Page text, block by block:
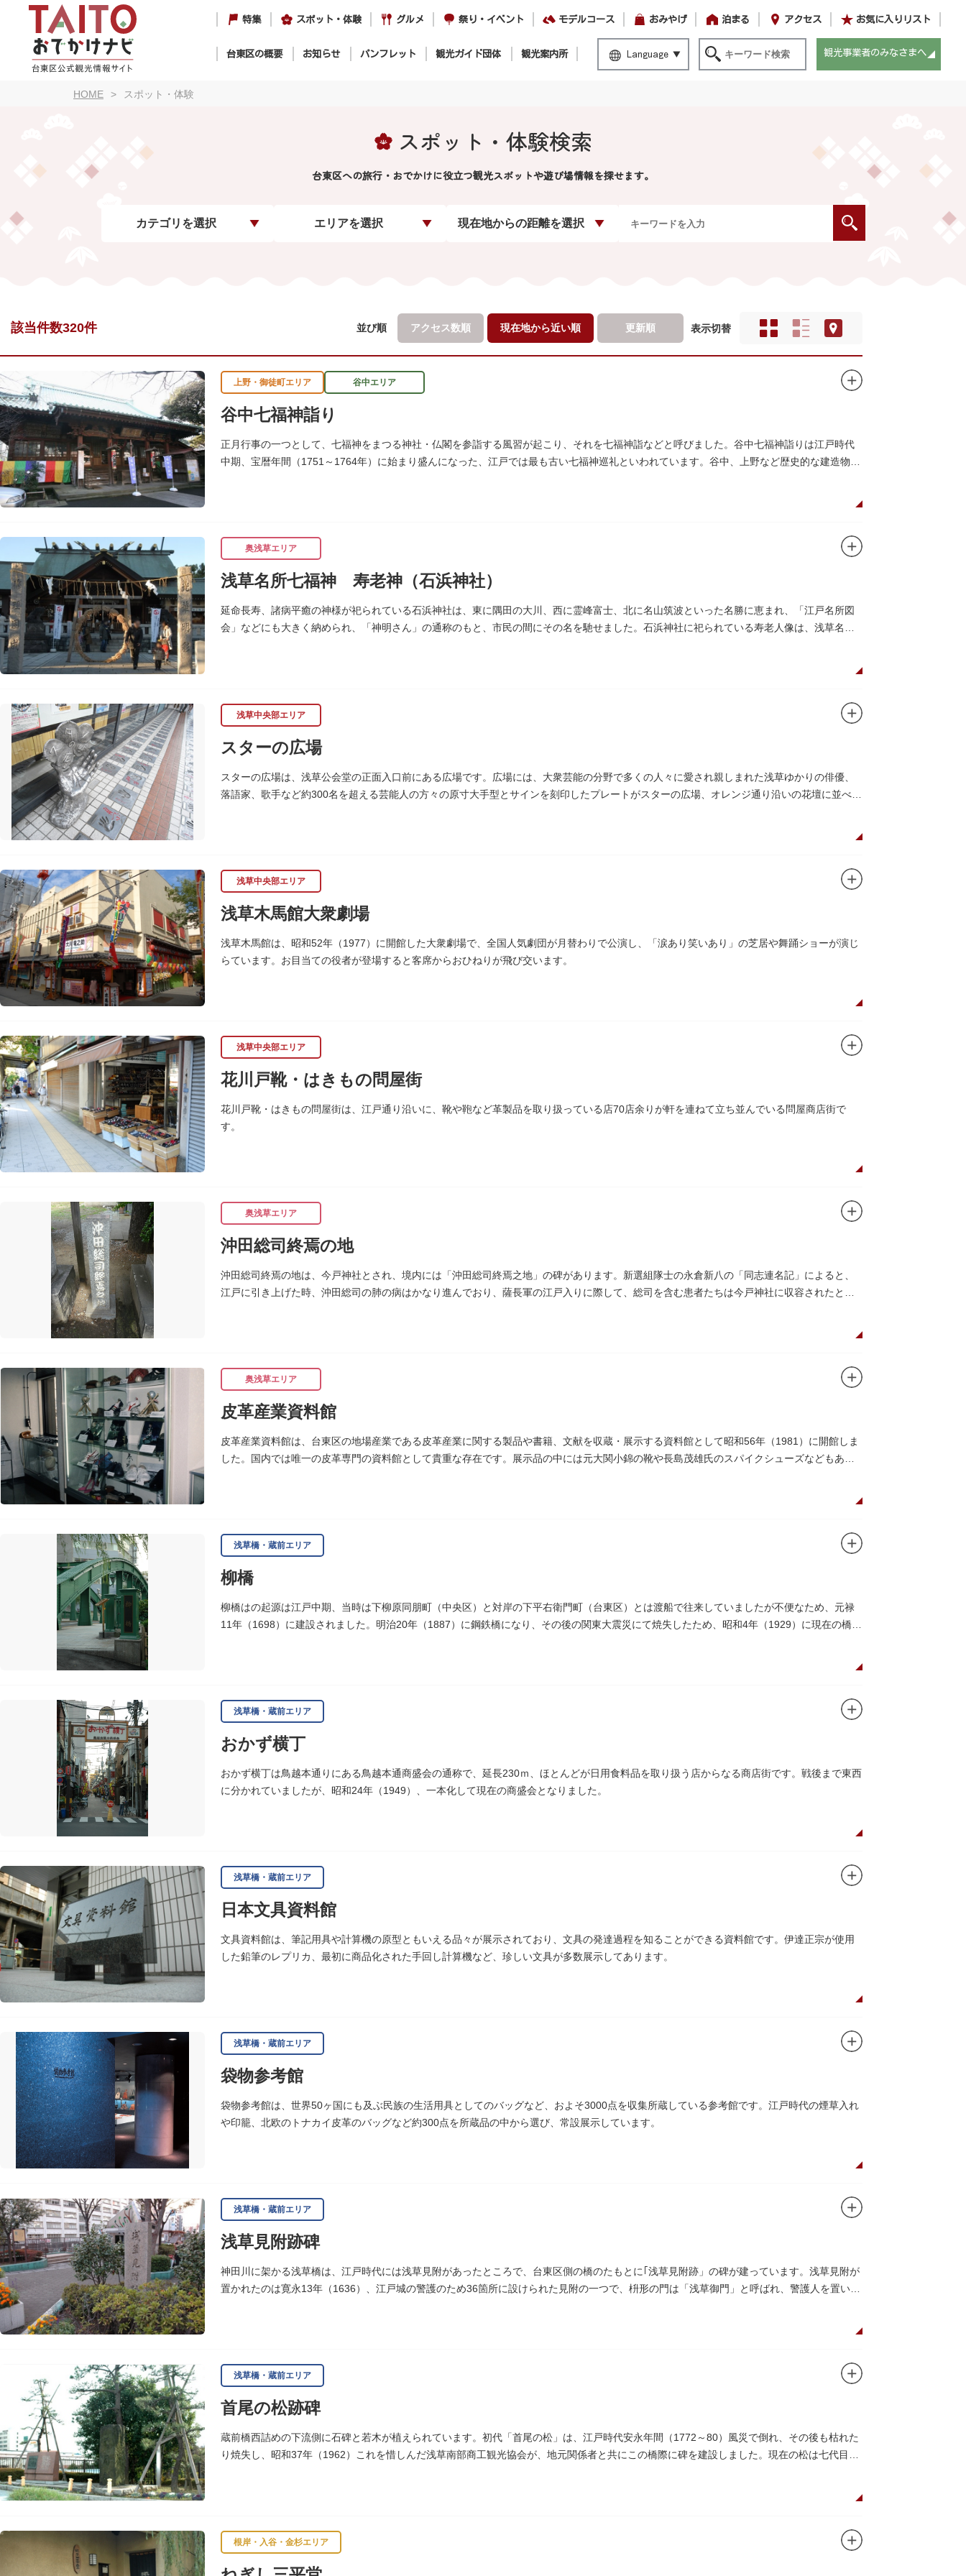
特集 スポット・体験 グルメ 祭り・イベント モデルコース おみやげ 泊まる アクセス お気に入りリスト
台東区の概要 お知らせ パンフレット 観光ガイド団体 観光案内所 Language 観光事業者のみなさまへ
HOME スポット・体験
スポット・体験検索
台東区への旅行・おでかけに役立つ観光スポットや遊び場情報を探せます。
カテゴリを選択 エリアを選択 現在地からの距離を選択
該当件数320件 並び順 アクセス数順 現在地から近い順 更新順 表示切替
上野・御徒町エリア 谷中エリア
谷中七福神詣り
正月行事の一つとして、七福神をまつる神社・仏閣を参詣する風習が起こり、それを七福神詣などと呼びました。谷中七福神詣りは江戸時代
中期、宝暦年間（1751～1764年）に始まり盛んになった、江戸では最も古い七福神巡礼といわれています。谷中、上野など歴史的な建造物や
奥浅草エリア
浅草名所七福神 寿老神（石浜神社）
延命長寿、諸病平癒の神様が祀られている石浜神社は、東に隅田の大川、西に霊峰富士、北に名山筑波といった名勝に恵まれ、「江戸名所図
会」などにも大きく納められ、「神明さん」の通称のもと、市民の間にその名を馳せました。石浜神社に祀られている寿老人像は、浅草名所
浅草中央部エリア
スターの広場
スターの広場は、浅草公会堂の正面入口前にある広場です。広場には、大衆芸能の分野で多くの人々に愛され親しまれた浅草ゆかりの俳優、
落語家、歌手など約300名を超える芸能人の方々の原寸大手型とサインを刻印したプレートがスターの広場、オレンジ通り沿いの花壇に並べら
浅草中央部エリア
浅草木馬館大衆劇場
浅草木馬館は、昭和52年（1977）に開館した大衆劇場で、全国人気劇団が月替わりで公演し、「涙あり笑いあり」の芝居や舞踊ショーが演じ
らています。お目当ての役者が登場すると客席からおひねりが飛び交います。
浅草中央部エリア
花川戸靴・はきもの問屋街
花川戸靴・はきもの問屋街は、江戸通り沿いに、靴や鞄など革製品を取り扱っている店70店余りが軒を連ねて立ち並んでいる問屋商店街で
す。
奥浅草エリア
沖田総司終焉の地
沖田総司終焉の地は、今戸神社とされ、境内には「沖田総司終焉之地」の碑があります。新選組隊士の永倉新八の「同志連名記」によると、
江戸に引き上げた時、沖田総司の肺の病はかなり進んでおり、薩長軍の江戸入りに際して、総司を含む患者たちは今戸神社に収容されたとあ
奥浅草エリア
皮革産業資料館
皮革産業資料館は、台東区の地場産業である皮革産業に関する製品や書籍、文献を収蔵・展示する資料館として昭和56年（1981）に開館しま
した。国内では唯一の皮革専門の資料館として貴重な存在です。展示品の中には元大関小錦の靴や長島茂雄氏のスパイクシューズなどもあり
浅草橋・蔵前エリア
柳橋
柳橋はの起源は江戸中期、当時は下柳原同朋町（中央区）と対岸の下平右衛門町（台東区）とは渡船で往来していましたが不便なため、元禄
11年（1698）に建設されました。明治20年（1887）に鋼鉄橋になり、その後の関東大震災にて焼失したため、昭和4年（1929）に現在の橋が
浅草橋・蔵前エリア
おかず横丁
おかず横丁は鳥越本通りにある鳥越本通商盛会の通称で、延長230ｍ、ほとんどが日用食料品を取り扱う店からなる商店街です。戦後まで東西
に分かれていましたが、昭和24年（1949）、一本化して現在の商盛会となりました。
浅草橋・蔵前エリア
日本文具資料館
文具資料館は、筆記用具や計算機の原型ともいえる品々が展示されており、文具の発達過程を知ることができる資料館です。伊達正宗が使用
した鉛筆のレプリカ、最初に商品化された手回し計算機など、珍しい文具が多数展示してあります。
浅草橋・蔵前エリア
袋物参考館
袋物参考館は、世界50ヶ国にも及ぶ民族の生活用具としてのバッグなど、およそ3000点を収集所蔵している参考館です。江戸時代の煙草入れ
や印籠、北欧のトナカイ皮革のバッグなど約300点を所蔵品の中から選び、常設展示しています。
浅草橋・蔵前エリア
浅草見附跡碑
神田川に架かる浅草橋は、江戸時代には浅草見附があったところで、台東区側の橋のたもとに｢浅草見附跡」の碑が建っています。浅草見附が
置かれたのは寛永13年（1636）、江戸城の警護のため36箇所に設けられた見附の一つで、枡形の門は「浅草御門」と呼ばれ、警護人を置いて
浅草橋・蔵前エリア
首尾の松跡碑
蔵前橋西詰めの下流側に石碑と若木が植えられています。初代「首尾の松」は、江戸時代安永年間（1772～80）風災で倒れ、その後も枯れた
り焼失し、昭和37年（1962）これを惜しんだ浅草南部商工観光協会が、地元関係者と共にこの橋際に碑を建設しました。現在の松は七代目と
根岸・入谷・金杉エリア